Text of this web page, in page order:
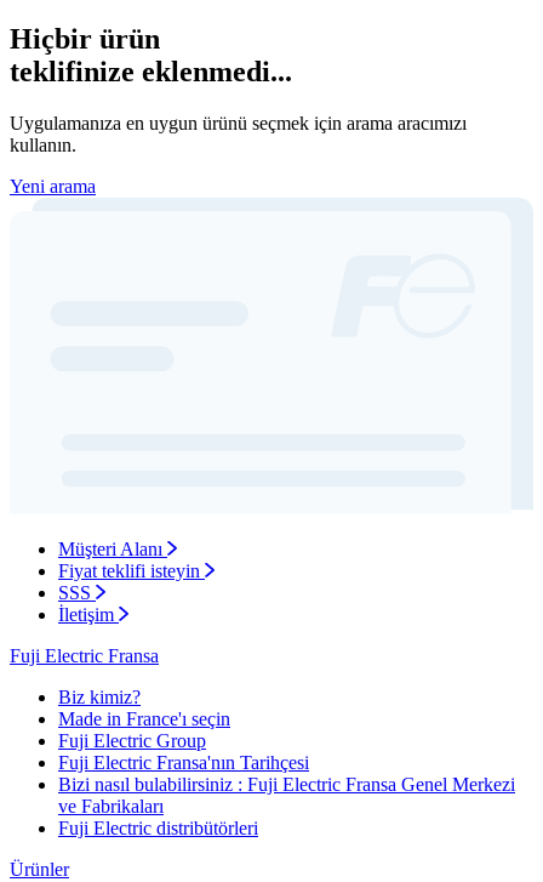
Hiçbir ürün
teklifinize eklenmedi...
Uygulamanıza en uygun ürünü seçmek için arama aracımızı
kullanın.
Yeni arama
Müşteri Alanı
Fiyat teklifi isteyin
SSS
İletişim
Fuji Electric Fransa
Biz kimiz?
Made in France'ı seçin
Fuji Electric Group
Fuji Electric Fransa'nın Tarihçesi
Bizi nasıl bulabilirsiniz : Fuji Electric Fransa Genel Merkezi
ve Fabrikaları
Fuji Electric distribütörleri
Ürünler